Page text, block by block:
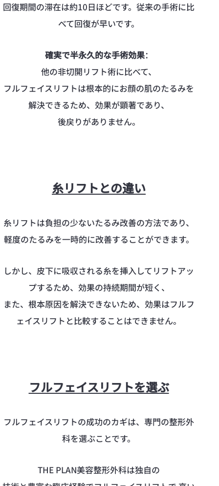
回復期間の滞在は約10日ほどです。従来の手術に比
べて回復が早いです。
確実で半永久的な手術効果：
他の非切開リフト術に比べて、
フルフェイスリフトは根本的にお顔の肌のたるみを
解決できるため、効果が顕著であり、
後戻りがありません。
糸リフトとの違い
糸リフトは負担の少ないたるみ改善の方法であり、
軽度のたるみを一時的に改善することができます。
しかし、皮下に吸収される糸を挿入してリフトアッ
プするため、効果の持続期間が短く、
また、根本原因を解決できないため、効果はフルフ
ェイスリフトと比較することはできません。
フルフェイスリフトを選ぶ
フルフェイスリフトの成功のカギは、専門の整形外
科を選ぶことです。
THE PLAN美容整形外科は独自の